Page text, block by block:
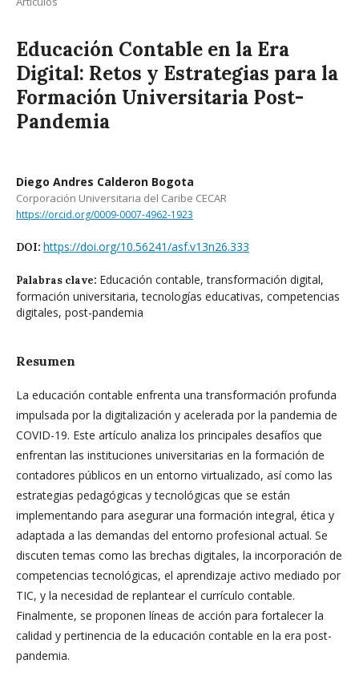
Educación Contable en la Era
Digital: Retos y Estrategias para la
Formación Universitaria Post-
Pandemia
Diego Andres Calderon Bogota
Corporación Universitaria del Caribe CECAR
https://orcid.org/0009-0007-4962-1923
DOI: https://doi.org/10.56241/asf.v13n26.333
Palabras clave: Educación contable, transformación digital,
formación universitaria, tecnologías educativas, competencias
digitales, post-pandemia
Resumen
La educación contable enfrenta una transformación profunda
impulsada por la digitalización y acelerada por la pandemia de
COVID-19. Este artículo analiza los principales desafíos que
enfrentan las instituciones universitarias en la formación de
contadores públicos en un entorno virtualizado, así como las
estrategias pedagógicas y tecnológicas que se están
implementando para asegurar una formación integral, ética y
adaptada a las demandas del entorno profesional actual. Se
discuten temas como las brechas digitales, la incorporación de
competencias tecnológicas, el aprendizaje activo mediado por
TIC, y la necesidad de replantear el currículo contable.
Finalmente, se proponen líneas de acción para fortalecer la
calidad y pertinencia de la educación contable en la era post-
pandemia.